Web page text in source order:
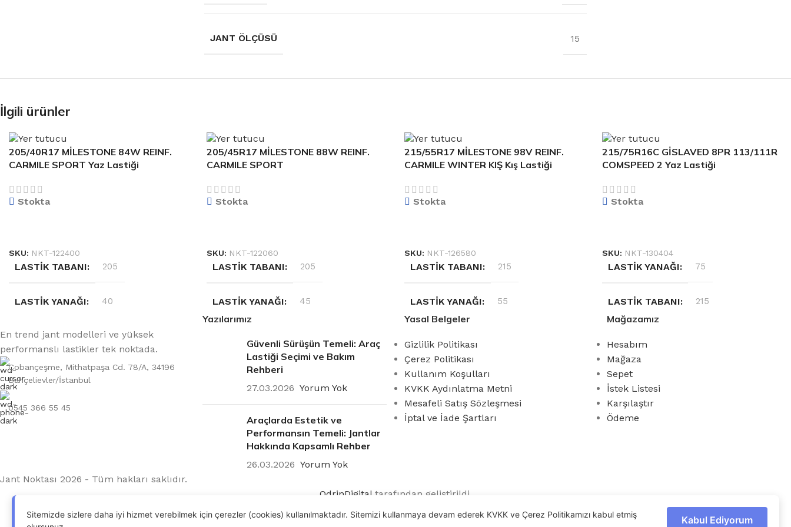
JANT ÖLÇÜSÜ 15
İlgili ürünler
205/40R17 MİLESTONE 84W REINF.
CARMILE SPORT Yaz Lastiği
Stokta
SKU: NKT-122400
LASTIK TABANI 205
LASTIK YANAĞI 40
MEVSIM YAZ
JANT ÖLÇÜSÜ 17
205/45R17 MİLESTONE 88W REINF.
CARMILE SPORT
Stokta
SKU: NKT-122060
LASTIK TABANI 205
LASTIK YANAĞI 45
JANT ÖLÇÜSÜ
215/55R17 MİLESTONE 98V REINF.
CARMILE WINTER KIŞ Kış Lastiği
Stokta
SKU: NKT-126580
LASTIK TABANI 215
LASTIK YANAĞI 55
JANT ÖLÇÜSÜ
215/75R16C GİSLAVED 8PR 113/111R
COMSPEED 2 Yaz Lastiği
Stokta
SKU: NKT-130404
LASTIK YANAĞI 75
LASTIK TABANI 215
JANT ÖLÇÜSÜ
En trend jant modelleri ve yüksek
performanslı lastikler tek noktada.
Çobançeşme, Mithatpaşa Cd. 78/A, 34196
Bahçelievler/İstanbul
0545 366 55 45
Yazılarımız
Güvenli Sürüşün Temeli: Araç
Lastiği Seçimi ve Bakım
Rehberi
27.03.2026 Yorum Yok
Araçlarda Estetik ve
Performansın Temeli: Jantlar
Hakkında Kapsamlı Rehber
26.03.2026 Yorum Yok
Yasal Belgeler
Gizlilik Politikası
Çerez Politikası
Kullanım Koşulları
KVKK Aydınlatma Metni
Mesafeli Satış Sözleşmesi
İptal ve İade Şartları
Mağazamız
Hesabım
Mağaza
Sepet
İstek Listesi
Karşılaştır
Ödeme
Jant Noktası 2026 - Tüm hakları saklıdır.
OdrinDigital tarafından geliştirildi.
Sitemizde sizlere daha iyi hizmet verebilmek için çerezler (cookies) kullanılmaktadır. Sitemizi kullanmaya devam ederek KVKK ve Çerez Politikamızı kabul etmiş
Kabul Ediyorum